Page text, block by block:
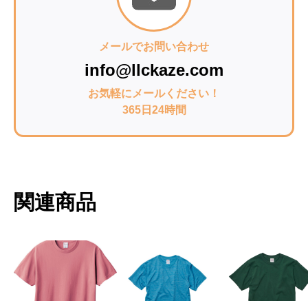
メールでお問い合わせ
info@llckaze.com
お気軽にメールください！
365日24時間
関連商品